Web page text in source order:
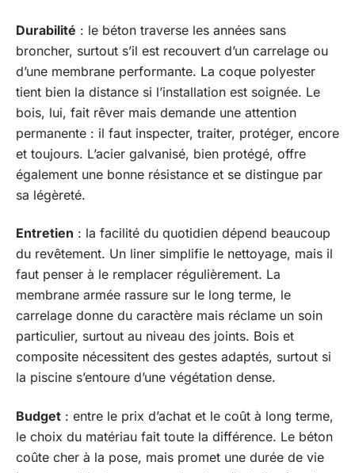
Durabilité : le béton traverse les années sans
broncher, surtout s’il est recouvert d’un carrelage ou
d’une membrane performante. La coque polyester
tient bien la distance si l’installation est soignée. Le
bois, lui, fait rêver mais demande une attention
permanente : il faut inspecter, traiter, protéger, encore
et toujours. L’acier galvanisé, bien protégé, offre
également une bonne résistance et se distingue par
sa légèreté.
Entretien : la facilité du quotidien dépend beaucoup
du revêtement. Un liner simplifie le nettoyage, mais il
faut penser à le remplacer régulièrement. La
membrane armée rassure sur le long terme, le
carrelage donne du caractère mais réclame un soin
particulier, surtout au niveau des joints. Bois et
composite nécessitent des gestes adaptés, surtout si
la piscine s’entoure d’une végétation dense.
Budget : entre le prix d’achat et le coût à long terme,
le choix du matériau fait toute la différence. Le béton
coûte cher à la pose, mais promet une durée de vie